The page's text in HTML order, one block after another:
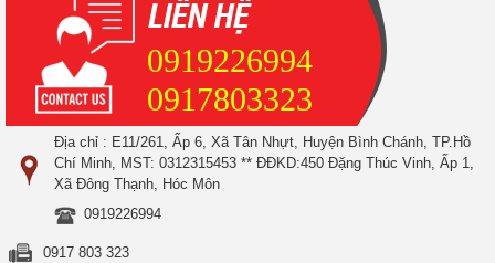
0919226994
0917803323
Địa chỉ : E11/261, Ấp 6, Xã Tân Nhựt, Huyện Bình Chánh, TP.Hồ
Chí Minh, MST: 0312315453 ** ĐĐKD:450 Đặng Thúc Vinh, Ấp 1,
Xã Đông Thạnh, Hóc Môn
0919226994
0917 803 323